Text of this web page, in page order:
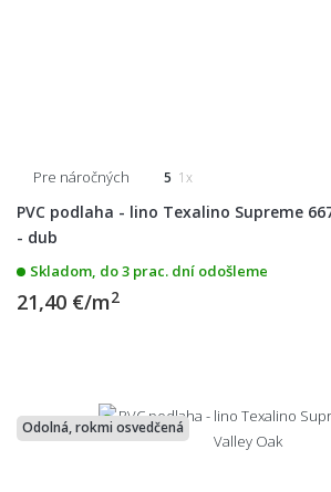
Pre náročných 5 1x
PVC podlaha - lino Texalino Supreme
- dub
Skladom, do 3 prac. dní odošleme
21,40 €/m2
Odolná, rokmi osvedčená